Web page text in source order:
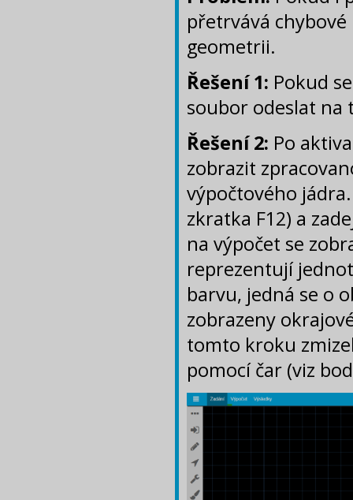
přetrvává
geometrii.
Řešení 1: Pokud
soubor odeslat na
Řešení 2: Po
zobrazit
výpočtového
zkratka F12) a
na výpočet se
reprezentují
barvu, jedná se o
zobrazeny
tomto kroku
pomocí čar (viz